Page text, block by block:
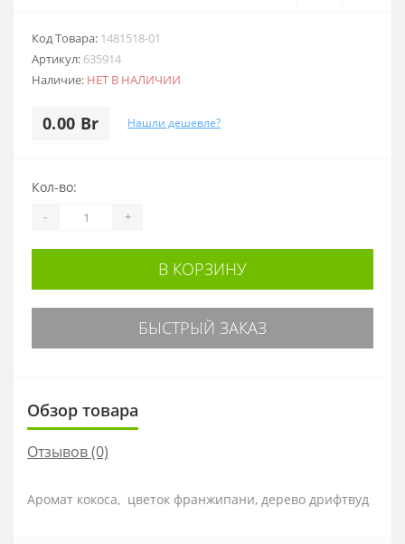
Код Товара: 1481518-01
Артикул: 635914
Наличие: НЕТ В НАЛИЧИИ
0.00 Br Нашли дешевле?
Кол-во:
- +
В КОРЗИНУ
БЫСТРЫЙ ЗАКАЗ
Обзор товара
Отзывов (0)
Аромат кокоса, цветок франжипани, дерево дрифтвуд